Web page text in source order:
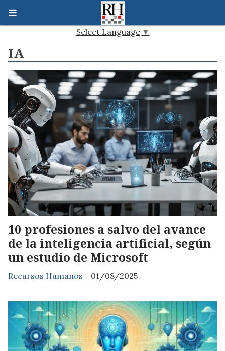
Select Language ▼
IA
10 profesiones a salvo del avance
de la inteligencia artificial, según
un estudio de Microsoft
Recursos Humanos 01/08/2025